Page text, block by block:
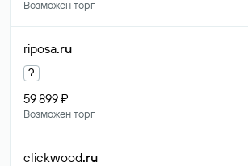
Возможен торг
riposa.ru
?
59 899 ₽
Возможен торг
clickwood.ru